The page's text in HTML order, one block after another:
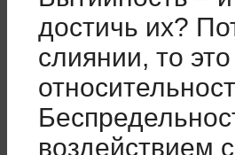
достичь их?
слиянии, то
воздействием